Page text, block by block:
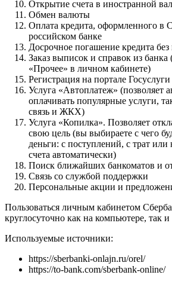
Открытие счета в иностранной
Обмен валюты
Оплата кредита, оформленного в
российском банке
Досрочное погашение кредита без
Заказ выписок и справок из банка
«Прочее» в личном кабинете)
Регистрация на портале Госуслуги
Услуга «Автоплатеж» (позволяет
оплачивать популярные услуги,
связь и ЖКХ)
Услуга «Копилка». Позволяет
свою цель (вы выбираете с чего
деньги: с поступлений, с трат
счета автоматически)
Поиск ближайших банкоматов и
Связь со службой поддержки
Персональные акции и
Пользоваться личным кабинетом
круглосуточно как на компьютере, так и
Используемые источники:
https://sberbanki-onlajn.ru/orel/
https://to-bank.com/sberbank-online/